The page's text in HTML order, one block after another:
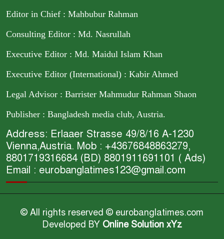
Editor in Chief : Mahbubur Rahman
Consulting Editor : Md. Nasrullah
Executive Editor : Md. Maidul Islam Khan
Executive Editor (International) : Kabir Ahmed
Legal Advisor : Barrister Mahmudur Rahman Shaon
Publisher : Bangladesh media club, Austria.
Address: Erlaaer Strasse 49/8/16 A-1230
Vienna,Austria. Mob : +43676848863279,
8801719316684 (BD) 8801911691101 ( Ads)
Email : eurobanglatimes123@gmail.com
© All rights reserved © eurobanglatimes.com
Developed BY Online Solution xYz